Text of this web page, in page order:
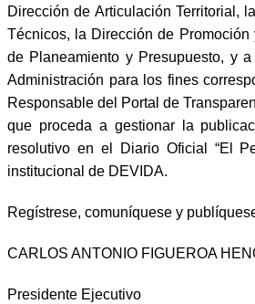
Dirección de Articulación Territorial,
Técnicos, la Dirección de Promoción
de Planeamiento y Presupuesto, y
Administración para los fines
Responsable del Portal de
que proceda a gestionar la
resolutivo en el Diario Oficial “El
institucional de DEVIDA.
Regístrese, comuníquese y
CARLOS ANTONIO FIGUEROA
Presidente Ejecutivo